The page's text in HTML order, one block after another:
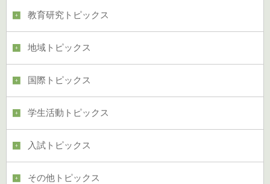
教育研究トピックス
地域トピックス
国際トピックス
学生活動トピックス
入試トピックス
その他トピックス